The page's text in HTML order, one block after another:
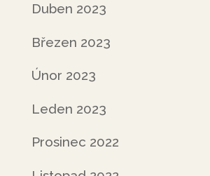
Duben 2023
Březen 2023
Únor 2023
Leden 2023
Prosinec 2022